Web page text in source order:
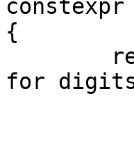
constexpr
{
for